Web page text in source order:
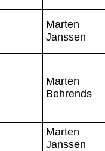
Marten
Janssen
Marten
Behrends
Marten
Janssen